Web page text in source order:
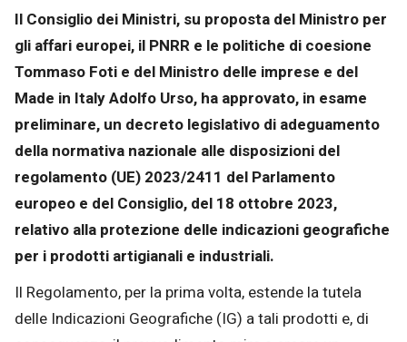
Il Consiglio dei Ministri, su proposta del Ministro per
gli affari europei, il PNRR e le politiche di coesione
Tommaso Foti e del Ministro delle imprese e del
Made in Italy Adolfo Urso, ha approvato, in esame
preliminare, un decreto legislativo di adeguamento
della normativa nazionale alle disposizioni del
regolamento (UE) 2023/2411 del Parlamento
europeo e del Consiglio, del 18 ottobre 2023,
relativo alla protezione delle indicazioni geografiche
per i prodotti artigianali e industriali.
Il Regolamento, per la prima volta, estende la tutela
delle Indicazioni Geografiche (IG) a tali prodotti e, di